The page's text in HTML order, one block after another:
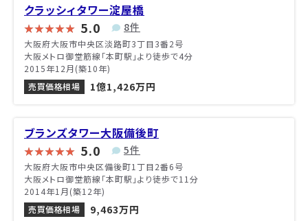
クラッシィタワー淀屋橋
5.0 8件
大阪府大阪市中央区淡路町3丁目3番2号
大阪メトロ御堂筋線「本町駅」より徒歩で4分
2015年12月(築10年)
売買価格相場
1億1,426万円
ブランズタワー大阪備後町
5.0 5件
大阪府大阪市中央区備後町1丁目2番6号
大阪メトロ御堂筋線「本町駅」より徒歩で11分
2014年1月(築12年)
売買価格相場
9,463万円